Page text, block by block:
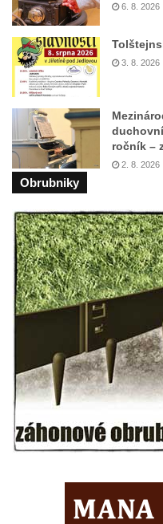
Kříž u domu čp. 1016 v
Kříž u Borských u domu
Mikulášovicích
Mikulášovicích
Kříž u Mikulášovického
Mikovu v Mikulášovicích
Lissnerův kříž u domu čp.
Mikulášovicích
Hampelův kříž u
Mikulášovicích
Marchnerův (Zelený)
35 v Mikulášovicích
Schneiderův kříž před
Mikulášovicích
Kříž na Kostelní stezce v
Maazův kříž na Kostelní
Mikulášovicích
Boží muka na Kostelní
Mikulášovicích
6. 8. 2026
3. 8. 2026
ročník –
2. 8. 2026
Obrubniky